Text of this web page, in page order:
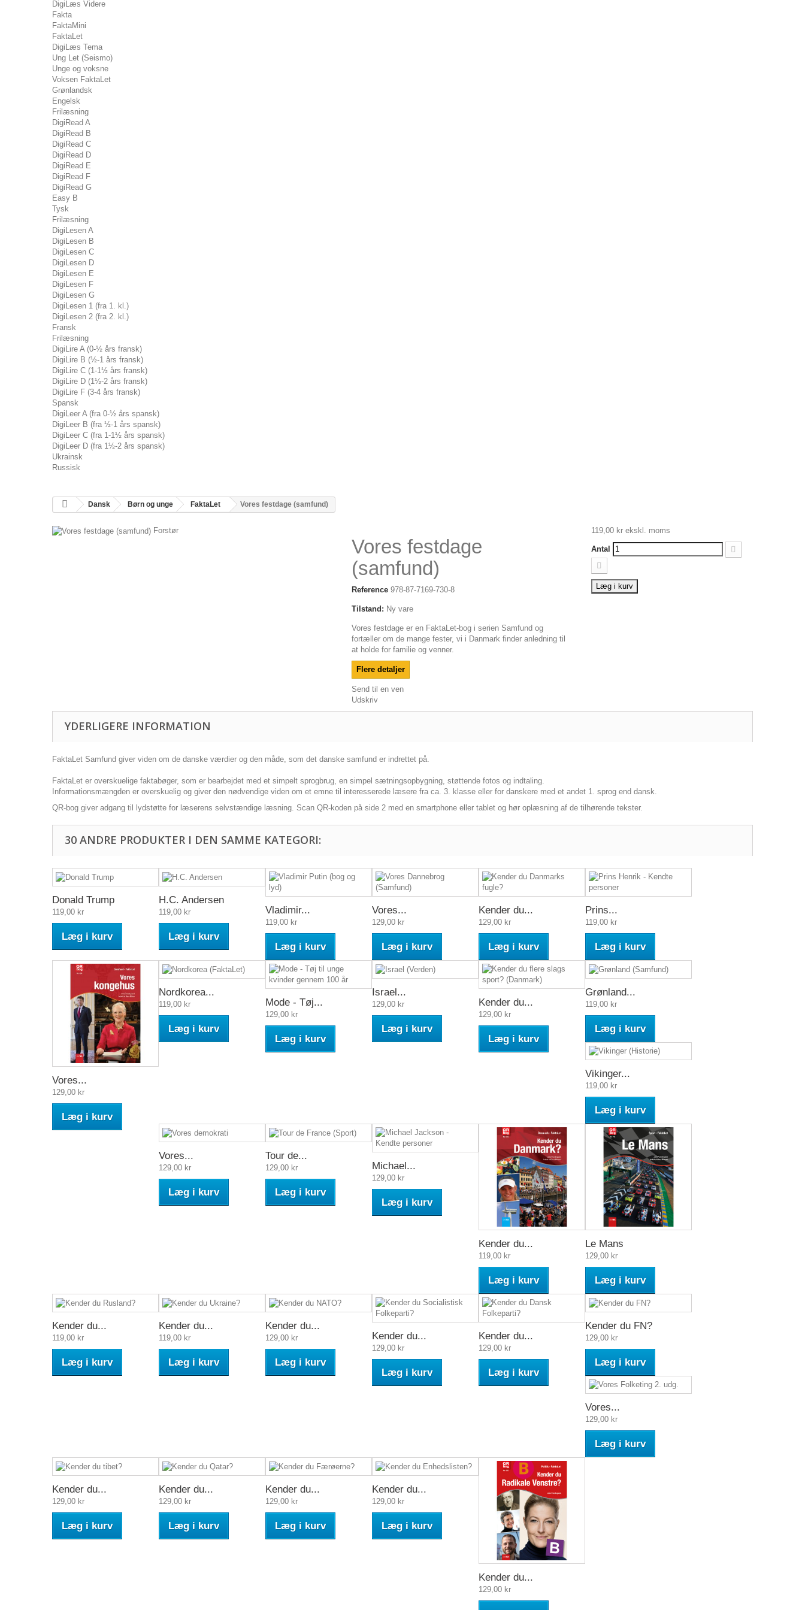
DigiLæs Videre
Fakta
FaktaMini
FaktaLet
DigiLæs Tema
Ung Let (Seismo)
Unge og voksne
Voksen FaktaLet
Grønlandsk
Engelsk
Frilæsning
DigiRead A
DigiRead B
DigiRead C
DigiRead D
DigiRead E
DigiRead F
DigiRead G
Easy B
Tysk
Frilæsning
DigiLesen A
DigiLesen B
DigiLesen C
DigiLesen D
DigiLesen E
DigiLesen F
DigiLesen G
DigiLesen 1 (fra 1. kl.)
DigiLesen 2 (fra 2. kl.)
Fransk
Frilæsning
DigiLire A (0-½ års fransk)
DigiLire B (½-1 års fransk)
DigiLire C (1-1½ års fransk)
DigiLire D (1½-2 års fransk)
DigiLire F (3-4 års fransk)
Spansk
DigiLeer A (fra 0-½ års spansk)
DigiLeer B (fra ½-1 års spansk)
DigiLeer C (fra 1-1½ års spansk)
DigiLeer D (fra 1½-2 års spansk)
Ukrainsk
Russisk
Dansk Børn og unge FaktaLet Vores festdage (samfund)
Forstør
Vores festdage
(samfund)
Reference 978-87-7169-730-8
Tilstand: Ny vare
Vores festdage er en FaktaLet-bog i serien Samfund og
fortæller om de mange fester, vi i Danmark finder anledning til
at holde for familie og venner.
Flere detaljer
Send til en ven
Udskriv
119,00 krekskl. moms
Antal
Læg i kurv
YDERLIGERE INFORMATION
FaktaLet Samfund giver viden om de danske værdier og den måde, som det danske samfund er indrettet på.
FaktaLet er overskuelige faktabøger, som er bearbejdet med et simpelt sprogbrug, en simpel sætningsopbygning, støttende fotos og indtaling.
Informationsmængden er overskuelig og giver den nødvendige viden om et emne til interesserede læsere fra ca. 3. klasse eller for danskere med et andet 1. sprog end dansk.
QR-bog giver adgang til lydstøtte for læserens selvstændige læsning. Scan QR-koden på side 2 med en smartphone eller tablet og hør oplæsning af de tilhørende tekster.
30 ANDRE PRODUKTER I DEN SAMME KATEGORI:
Donald Trump
119,00 kr
Læg i kurv
H.C. Andersen
119,00 kr
Læg i kurv
Vladimir...
119,00 kr
Læg i kurv
Vores...
129,00 kr
Læg i kurv
Kender du...
129,00 kr
Læg i kurv
Prins...
119,00 kr
Læg i kurv
Vores...
129,00 kr
Læg i kurv
Nordkorea...
119,00 kr
Læg i kurv
Mode - Tøj...
129,00 kr
Læg i kurv
Israel...
129,00 kr
Læg i kurv
Kender du...
129,00 kr
Læg i kurv
Grønland...
119,00 kr
Læg i kurv
Vikinger...
119,00 kr
Læg i kurv
Vores...
129,00 kr
Læg i kurv
Tour de...
129,00 kr
Læg i kurv
Michael...
129,00 kr
Læg i kurv
Kender du...
119,00 kr
Læg i kurv
Le Mans
129,00 kr
Læg i kurv
Kender du...
119,00 kr
Læg i kurv
Kender du...
119,00 kr
Læg i kurv
Kender du...
129,00 kr
Læg i kurv
Kender du...
129,00 kr
Læg i kurv
Kender du...
129,00 kr
Læg i kurv
Kender du FN?
129,00 kr
Læg i kurv
Vores...
129,00 kr
Læg i kurv
Kender du...
129,00 kr
Læg i kurv
Kender du...
129,00 kr
Læg i kurv
Kender du...
129,00 kr
Læg i kurv
Kender du...
129,00 kr
Læg i kurv
Kender du...
129,00 kr